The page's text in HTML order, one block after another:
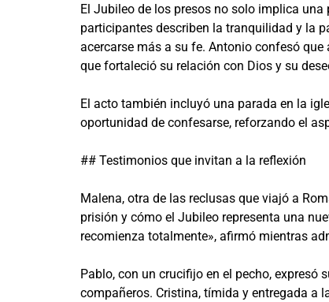
El Jubileo de los presos no solo implica
participantes describen la tranquilidad y la
acercarse más a su fe. Antonio confesó
que fortaleció su relación con Dios y su
El acto también incluyó una parada en la
oportunidad de confesarse, reforzando el
## Testimonios que invitan a la reflexión
Malena, otra de las reclusas que viajó a
prisión y cómo el Jubileo representa una
recomienza totalmente», afirmó mientras
Pablo, con un crucifijo en el pecho, expresó
compañeros. Cristina, tímida y entregada a